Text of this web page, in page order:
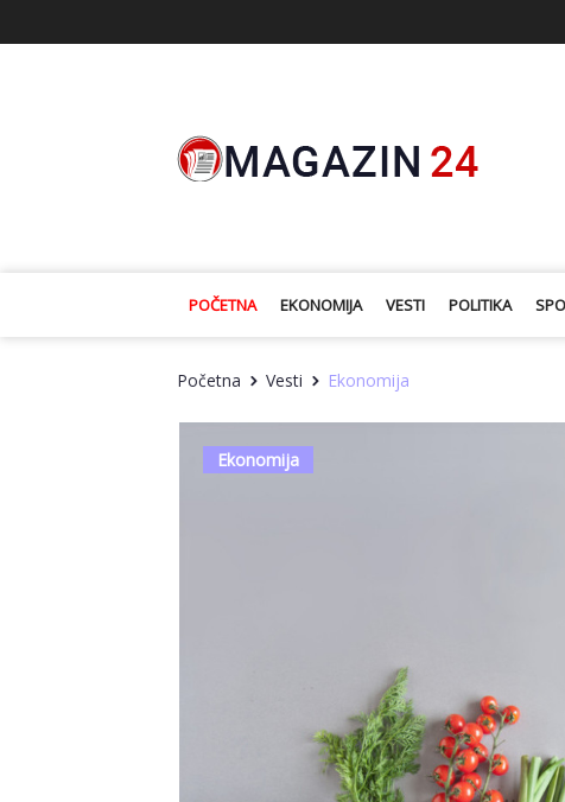
POČETNA EKONOMIJA VESTI POLITIKA
Početna Vesti Ekonomija
Ekonomija